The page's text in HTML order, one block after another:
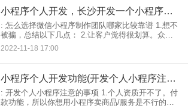
小程序个人开发，长沙开发一个小程序需要多少钱
: 怎么选择微信小程序制作团队哪家比较靠谱 1.想不
被骗，总结以下几点： 2.让客户觉得很划算。众所
周知，任何产品和服务都有一定的成本底线，没有
人企业会在明知赔钱的情况下抢着拿下这笔生意，
2022-11-18 17:00
小程序个人开发功能(开发个人小程序注意的事项)
: 开发个人小程序注意的事项 1.个人资质开不了。付
款功能，所以你想用小程序卖商品/服务是不行的。